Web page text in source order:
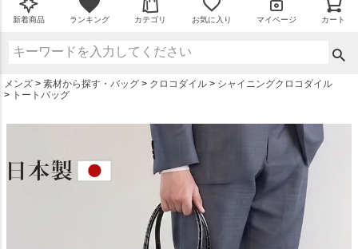
新着商品 ランキング カテゴリ お気に入り マイページ カート
メンズ 素材から探す・バッグ クロコダイル
シャイニングクロコダイル
トートバッグ